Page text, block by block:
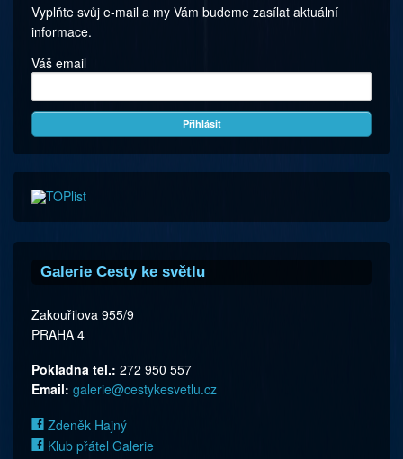
Vyplňte svůj e-mail a my Vám budeme zasílat aktuální
informace.
Váš email
Galerie Cesty ke světlu
Zakouřilova 955/9
PRAHA 4
Pokladna tel.: 272 950 557
Email: galerie@cestykesvetlu.cz
Zdeněk Hajný
Klub přátel Galerie